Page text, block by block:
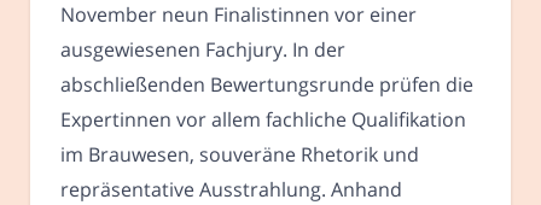
November neun Finalistinnen vor einer
ausgewiesenen Fachjury. In der
abschließenden Bewertungsrunde prüfen die
Expertinnen vor allem fachliche Qualifikation
im Brauwesen, souveräne Rhetorik und
repräsentative Ausstrahlung. Anhand